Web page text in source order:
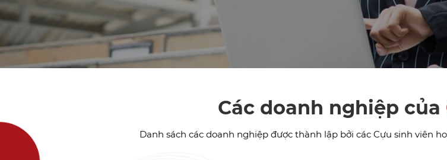
Các doanh nghiệp của
Danh sách các doanh nghiệp được thành lập bởi các Cựu sinh viên